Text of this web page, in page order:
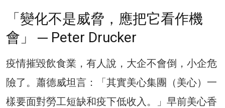
「變化不是威脅，應把它看作機
會」 ─ Peter Drucker
疫情摧毀飲食業，有人說，大企不會倒，小企危
險了。蕭德威坦言：「其實美心集團（美心）一
樣要面對勞工短缺和疫下低收入。」早前美心香